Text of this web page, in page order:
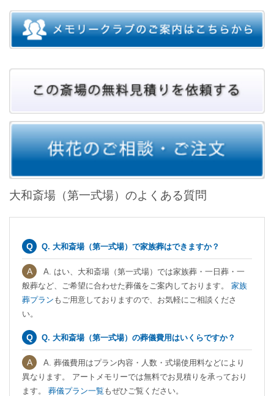
大和斎場（第一式場）のよくある質問
Q. 大和斎場（第一式場）で家族葬はできますか？
A. はい、大和斎場（第一式場）では家族葬・一日葬・一
般葬など、ご希望に合わせた葬儀をご案内しております。 家族
葬プラン もご用意しておりますので、お気軽にご相談くださ
い。
Q. 大和斎場（第一式場）の葬儀費用はいくらですか？
A. 葬儀費用はプラン内容・人数・式場使用料などにより
異なります。 アートメモリーでは無料でお見積りを承っており
ます。 葬儀プラン一覧 もぜひご覧ください。